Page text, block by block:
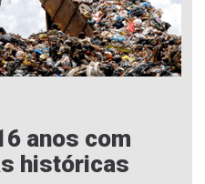
anos com
históricas